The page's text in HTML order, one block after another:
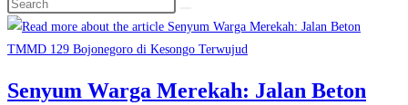
Senyum Warga Merekah: Jalan Beton